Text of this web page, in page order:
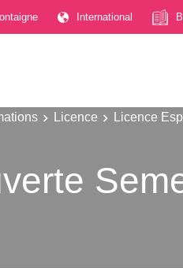
International
Licence Licence